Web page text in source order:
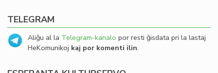
TELEGRAM
Aliĝu al la Telegram-kanalo por resti ĝisdata pri la lastaj
HeKomunikoj kaj por komenti ilin.